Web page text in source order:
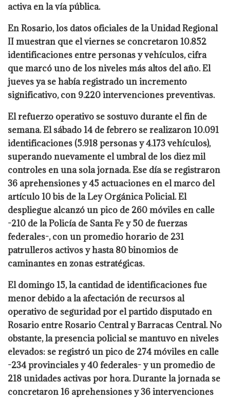
activa en la vía pública.
En Rosario, los datos oficiales de la Unidad Regional
II muestran que el viernes se concretaron 10.852
identificaciones entre personas y vehículos, cifra
que marcó uno de los niveles más altos del año. El
jueves ya se había registrado un incremento
significativo, con 9.220 intervenciones preventivas.
El refuerzo operativo se sostuvo durante el fin de
semana. El sábado 14 de febrero se realizaron 10.091
identificaciones (5.918 personas y 4.173 vehículos),
superando nuevamente el umbral de los diez mil
controles en una sola jornada. Ese día se registraron
36 aprehensiones y 45 actuaciones en el marco del
artículo 10 bis de la Ley Orgánica Policial. El
despliegue alcanzó un pico de 260 móviles en calle
-210 de la Policía de Santa Fe y 50 de fuerzas
federales-, con un promedio horario de 231
patrulleros activos y hasta 80 binomios de
caminantes en zonas estratégicas.
El domingo 15, la cantidad de identificaciones fue
menor debido a la afectación de recursos al
operativo de seguridad por el partido disputado en
Rosario entre Rosario Central y Barracas Central. No
obstante, la presencia policial se mantuvo en niveles
elevados: se registró un pico de 274 móviles en calle
-234 provinciales y 40 federales- y un promedio de
218 unidades activas por hora. Durante la jornada se
concretaron 16 aprehensiones y 36 intervenciones